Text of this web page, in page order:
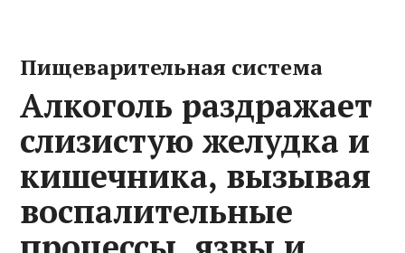
Пищеварительная система
Алкоголь раздражает
слизистую желудка и
кишечника, вызывая
воспалительные